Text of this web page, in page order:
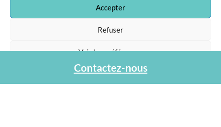
Accepter
Refuser
Voir les préférences
Protection des données personnelles
Association Agapa
75015 Paris
Contactez-nous